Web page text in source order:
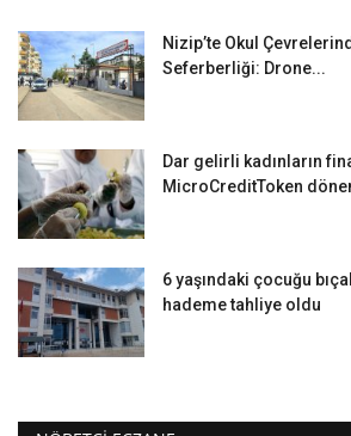
Nizip’te Okul
Seferberliği: Drone...
Dar gelirli kadınların
MicroCreditToken
6 yaşındaki çocuğu
hademe tahliye oldu